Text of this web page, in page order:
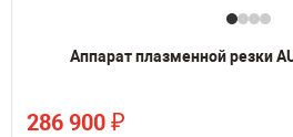
Аппарат плазменной резки
286 900 ₽